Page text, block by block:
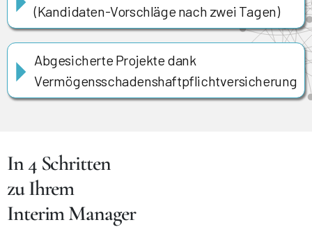
(Kandidaten-Vorschläge nach zwei Tagen)
Abgesicherte Projekte dank
Vermögensschadenshaftpflichtversicherung
In 4 Schritten
zu Ihrem
Interim Manager